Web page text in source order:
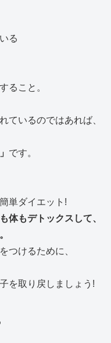
る
ること。
ているのではあれば、
です。
単ダイエット!
体もデトックスして、
つけるために、
を取り戻しましょう!